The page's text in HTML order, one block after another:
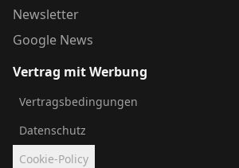
Newsletter
Google News
Vertrag mit Werbung
Vertragsbedingungen
Datenschutz
Cookie-Policy